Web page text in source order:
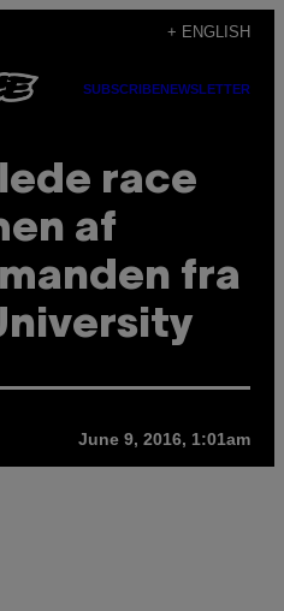
+ ENGLISH
SUBSCRIBENEWSLETTER
race
af
fra
June 9, 2016, 1:01am